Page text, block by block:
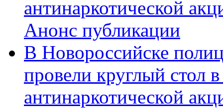
антинаркотической
Анонс публикации
В Новороссийске
провели круглый стол
антинаркотической